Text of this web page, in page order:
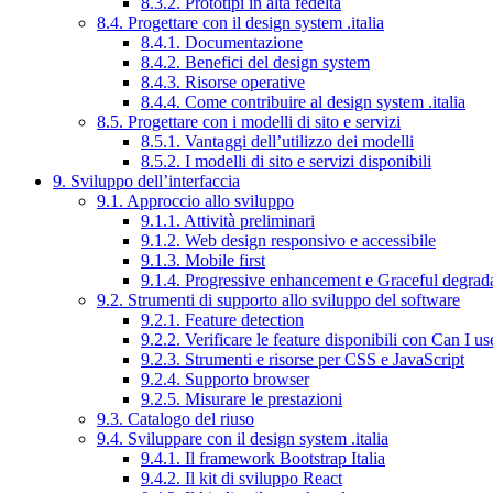
8.4. Progettare con il design system .italia
8.4.1. Documentazione
8.4.2. Benefici del design system
8.4.3. Risorse operative
8.4.4. Come contribuire al design system .italia
8.5. Progettare con i modelli di sito e servizi
8.5.1. Vantaggi dell’utilizzo dei modelli
8.5.2. I modelli di sito e servizi disponibili
9. Sviluppo dell’interfaccia
9.1. Approccio allo sviluppo
9.1.1. Attività preliminari
9.1.2. Web design responsivo e accessibile
9.1.3. Mobile first
9.1.4. Progressive enhancement e Graceful
9.2. Strumenti di supporto allo sviluppo del software
9.2.1. Feature detection
9.2.2. Verificare le feature disponibili con Can I
9.2.3. Strumenti e risorse per CSS e JavaScript
9.2.4. Supporto browser
9.2.5. Misurare le prestazioni
9.3. Catalogo del riuso
9.4. Sviluppare con il design system .italia
9.4.1. Il framework Bootstrap Italia
9.4.2. Il kit di sviluppo React